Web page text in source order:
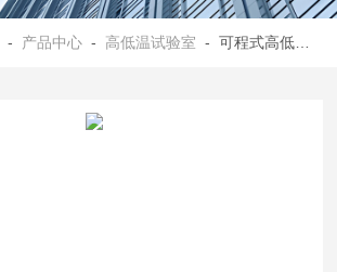
- 产品中心 - 高低温试验室 - 可程式高低温试验箱